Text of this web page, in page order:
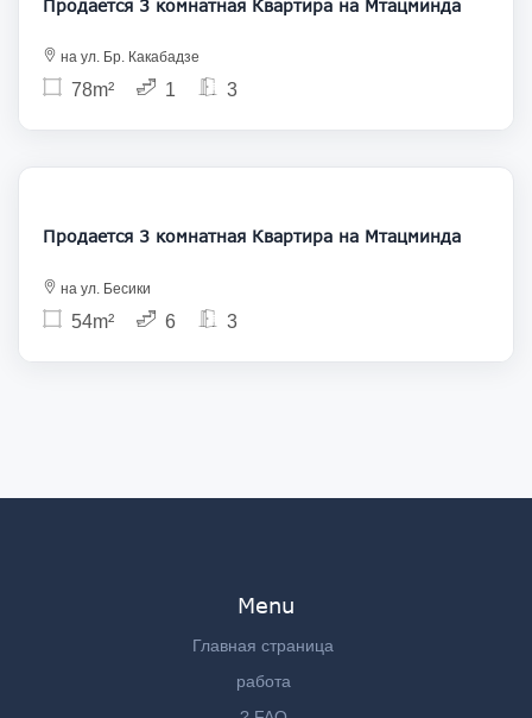
Продается 3 комнатная Квартира на Мтацминда
на ул. Бр. Какабадзе
78m² 1 3
175 000
Продается 3 комнатная Квартира на Мтацминда
на ул. Бесики
54m² 6 3
Menu
Главная страница
работа